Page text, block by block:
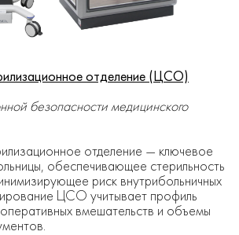
отделение (ЦСО)
безопасности медицинского
отделение — ключевое
обеспечивающее стерильность
риск внутрибольничных
ЦСО учитывает профиль
вмешательств и объемы